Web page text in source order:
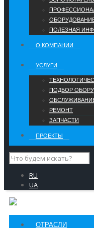
ПОЛЕЗНАЯ
О КОМПАНИИ
УCЛУГИ
ПОДБОР
РЕМОНТ
ЗАПЧАСТИ
ПРОЕКТЫ
RU
UA
ОТРАСЛИ